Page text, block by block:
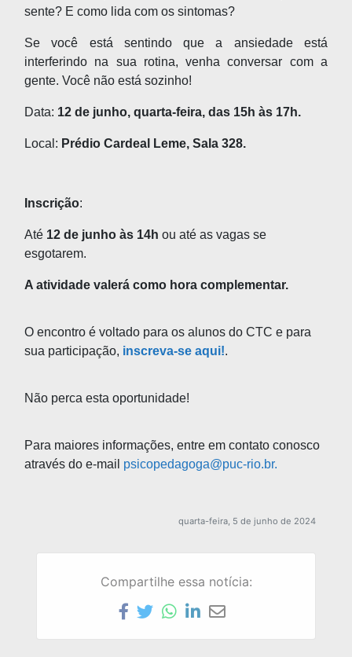
sente? E como lida com os sintomas?
Se você está sentindo que a ansiedade está
interferindo na sua rotina, venha conversar com a
gente. Você não está sozinho!
Data: 12 de junho, quarta-feira, das 15h às 17h.
Local: Prédio Cardeal Leme, Sala 328.
Inscrição:
Até 12 de junho às 14h ou até as vagas se
esgotarem.
A atividade valerá como hora complementar.
O encontro é voltado para os alunos do CTC e para
sua participação, inscreva-se aqui!.
Não perca esta oportunidade!
Para maiores informações, entre em contato conosco
através do e-mail psicopedagoga@puc-rio.br.
quarta-feira, 5 de junho de 2024
Compartilhe essa notícia: